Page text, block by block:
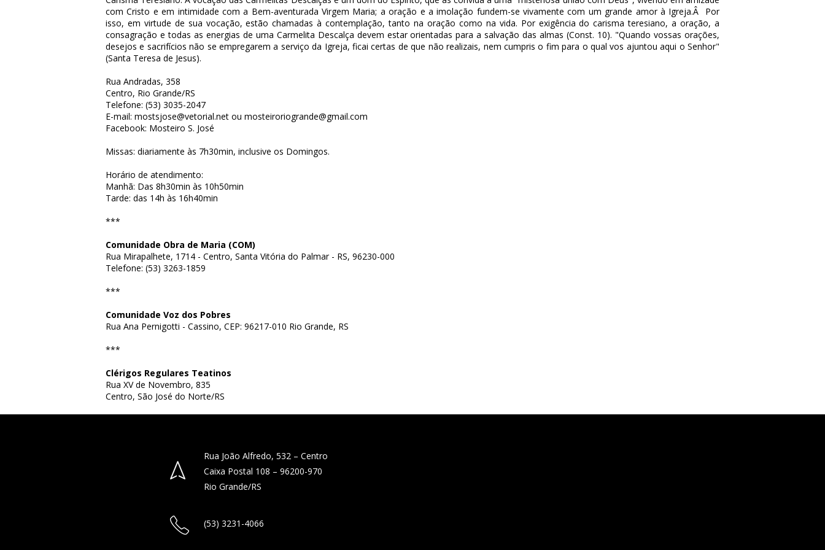
com Cristo e em intimidade com a Bem-aventurada Virgem Maria; a oração e a imolação fundem-se vivamente com um grande amor à Igreja.Â Por
isso, em virtude de sua vocação, estão chamadas à contemplação, tanto na oração como na vida. Por exigência do carisma teresiano, a oração, a
consagração e todas as energias de uma Carmelita Descalça devem estar orientadas para a salvação das almas (Const. 10). "Quando vossas orações,
desejos e sacrifícios não se empregarem a serviço da Igreja, ficai certas de que não realizais, nem cumpris o fim para o qual vos ajuntou aqui o Senhor"
(Santa Teresa de Jesus).
Rua Andradas, 358
Centro, Rio Grande/RS
Telefone: (53) 3035-2047
E-mail: mostsjose@vetorial.net ou mosteiroriogrande@gmail.com
Facebook: Mosteiro S. José
Missas: diariamente às 7h30min, inclusive os Domingos.
Horário de atendimento:
Manhã: Das 8h30min às 10h50min
Tarde: das 14h às 16h40min
***
Comunidade Obra de Maria (COM)
Rua Mirapalhete, 1714 - Centro, Santa Vitória do Palmar - RS, 96230-000
Telefone: (53) 3263-1859
***
Comunidade Voz dos Pobres
Rua Ana Pernigotti - Cassino, CEP: 96217-010 Rio Grande, RS
***
Clérigos Regulares Teatinos
Rua XV de Novembro, 835
Centro, São José do Norte/RS
Rua João Alfredo, 532 – Centro
Caixa Postal 108 – 96200-970
Rio Grande/RS
(53) 3231-4066